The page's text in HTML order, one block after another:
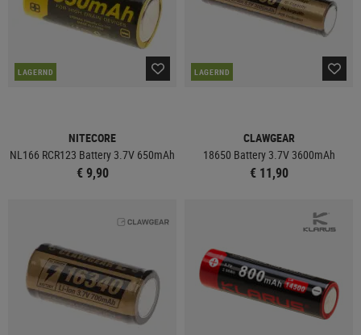
LAGERND
NITECORE
NL166 RCR123 Battery 3.7V 650mAh
€ 9,90
LAGERND
CLAWGEAR
18650 Battery 3.7V 3600mAh
€ 11,90